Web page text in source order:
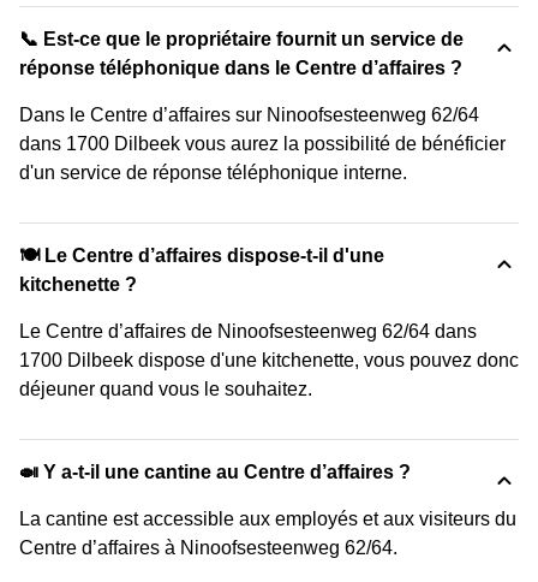
📞 Est-ce que le propriétaire fournit un service de
réponse téléphonique dans le Centre d’affaires ?
Dans le Centre d’affaires sur Ninoofsesteenweg 62/64
dans 1700 Dilbeek vous aurez la possibilité de bénéficier
d'un service de réponse téléphonique interne.
🍽️ Le Centre d’affaires dispose-t-il d'une
kitchenette ?
Le Centre d’affaires de Ninoofsesteenweg 62/64 dans
1700 Dilbeek dispose d'une kitchenette, vous pouvez donc
déjeuner quand vous le souhaitez.
🍛 Y a-t-il une cantine au Centre d’affaires ?
La cantine est accessible aux employés et aux visiteurs du
Centre d’affaires à Ninoofsesteenweg 62/64.